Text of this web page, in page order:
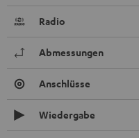
Radio
Abmessungen
Anschlüsse
Wiedergabe